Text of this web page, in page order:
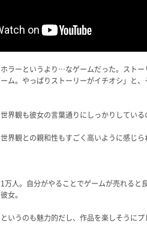
ホラーというより…なゲームだった。スト
ム。やっぱりストーリーがイチオシ」と
界観も彼女の言葉通りにしっかりしてい
界観との親和性もすごく高いように感じ
万人。自分がやることでゲームが売れる
女。
いうのも魅力的だし、作品を楽しそうに